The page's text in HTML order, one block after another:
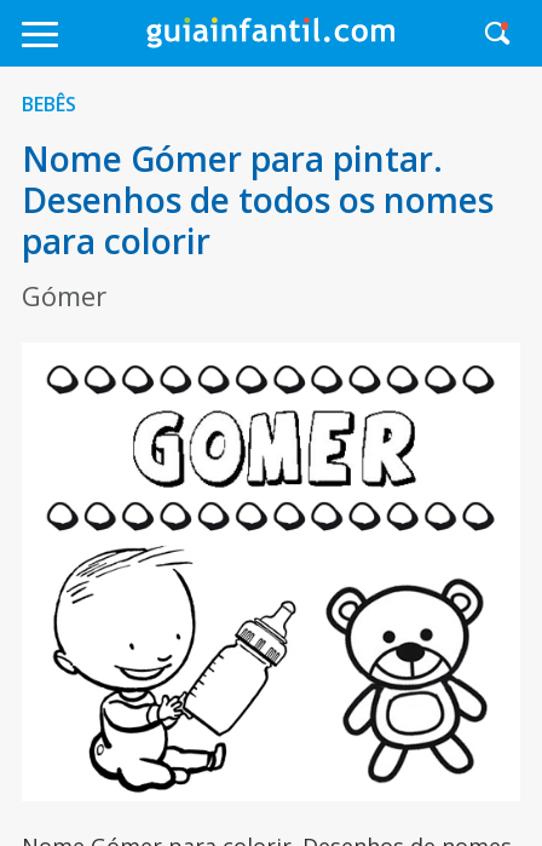
BEBÊS
Nome Gómer para pintar.
Desenhos de todos os nomes
para colorir
Gómer